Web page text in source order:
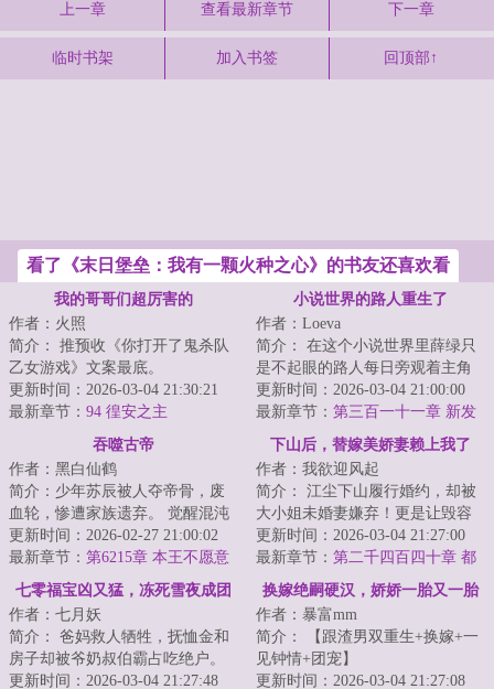
上一章 查看最新章节 下一章
临时书架 加入书签 回顶部↑
看了《末日堡垒：我有一颗火种之心》的书友还喜欢看
我的哥哥们超厉害的
作者：火照
简介： 推预收《你打开了鬼杀队
乙女游戏》文案最底。
—本文文案—<...
更新时间：2026-03-04 21:30:21
最新章节： 94 徨安之主
小说世界的路人重生了
作者：Loeva
简介： 在这个小说世界里薛绿只
是不起眼的路人每日旁观着主角
们的爱恨情仇有一天，世界崩溃
重来路...
更新时间：2026-03-04 21:00:00
最新章节： 第三百一十一章 新发
现
吞噬古帝
作者：黑白仙鹤
简介：少年苏辰被人夺帝骨，废
血轮，惨遭家族遗弃。 觉醒混沌
体，开启混沌吞噬塔，以混沌杀
戮重聚血轮，...
更新时间：2026-02-27 21:00:02
最新章节： 第6215章 本王不愿意
随意滥杀无辜
下山后，替嫁美娇妻赖上我了
作者：我欲迎风起
简介： 江尘下山履行婚约，却被
大小姐未婚妻嫌弃！更是让毁容
的二小姐替姐嫁夫！
更新时间：2026-03-04 21:27:00
最新章节： 第二千四百四十章 都
不许动
七零福宝凶又猛，冻死雪夜成团
作者：七月妖
简介： 爸妈救人牺牲，抚恤金和
房子却被爷奶叔伯霸占吃绝户。
更新时间：2026-03-04 21:27:48
换嫁绝嗣硬汉，娇娇一胎又一胎
作者：暴富mm
简介： 【跟渣男双重生+换嫁+一
见钟情+团宠】
更新时间：2026-03-04 21:27:08